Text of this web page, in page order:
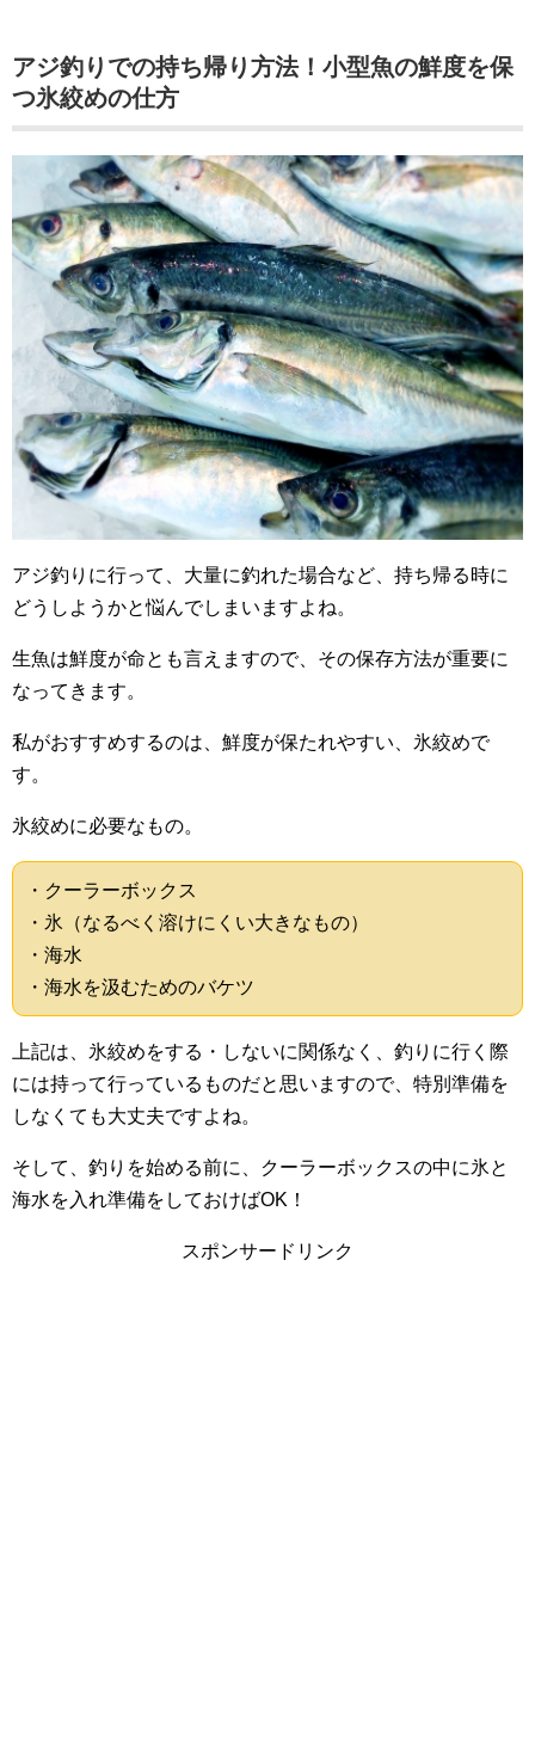
アジ釣りでの持ち帰り方法！小型魚の鮮度を保
つ氷絞めの仕方
アジ釣りに行って、大量に釣れた場合など、持ち帰る時に
どうしようかと悩んでしまいますよね。
生魚は鮮度が命とも言えますので、その保存方法が重要に
なってきます。
私がおすすめするのは、鮮度が保たれやすい、氷絞めで
す。
氷絞めに必要なもの。
・クーラーボックス
・氷（なるべく溶けにくい大きなもの）
・海水
・海水を汲むためのバケツ
上記は、氷絞めをする・しないに関係なく、釣りに行く際
には持って行っているものだと思いますので、特別準備を
しなくても大丈夫ですよね。
そして、釣りを始める前に、クーラーボックスの中に氷と
海水を入れ準備をしておけばOK！
スポンサードリンク